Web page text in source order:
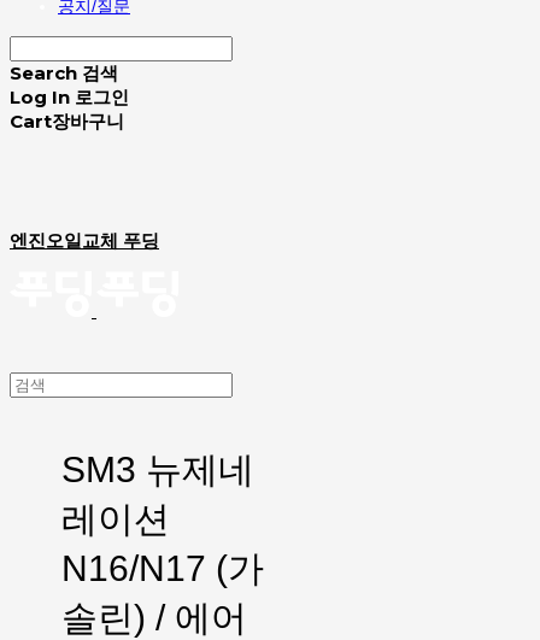
공지/질문
Search 검색
Log In 로그인
Cart장바구니
엔진오일교체 푸딩
SM3 뉴제네
레이션
N16/N17 (가
솔린) / 에어